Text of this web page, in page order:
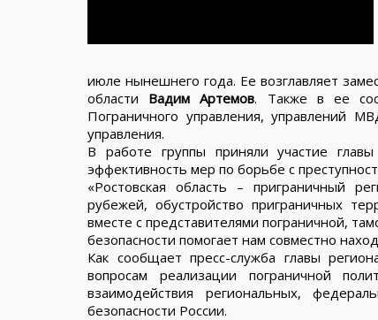
июле нынешнего года. Ее возглавляет
области Вадим Артемов. Также в ее
Пограничного управления, управлений
управления.
В работе группы приняли участие
эффективность мер по борьбе с
«Ростовская область – приграничный
рубежей, обустройство приграничных
вместе с представителями пограничной,
безопасности помогает нам совместно
Как сообщает пресс-служба главы
вопросам реализации пограничной
взаимодействия региональных,
безопасности России.